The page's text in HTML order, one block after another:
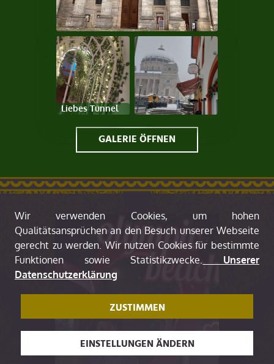
Liebes Tunnel
GALERIE ÖFFNEN
Wir verwenden Cookies, um hohen
Qualitätsansprüchen an den Besuch unserer Webseite
gerecht zu werden. Wir nutzen Cookies für bestimmte
Funktionen sowie Statistikzwecke. Unserer
Datenschutzerklärung
EINSTELLUNGEN ÄNDERN
ZUSTIMMEN